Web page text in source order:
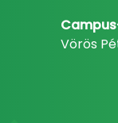
Vörös